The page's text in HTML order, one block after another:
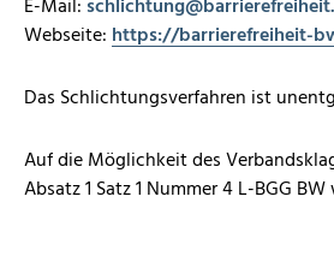
E-Mail: schlichtung@
Webseite: https://barrierefreiheit-
Das Schlichtungsverfahren ist
Auf die Möglichkeit des
Absatz 1 Satz 1 Nummer 4 L-BGG